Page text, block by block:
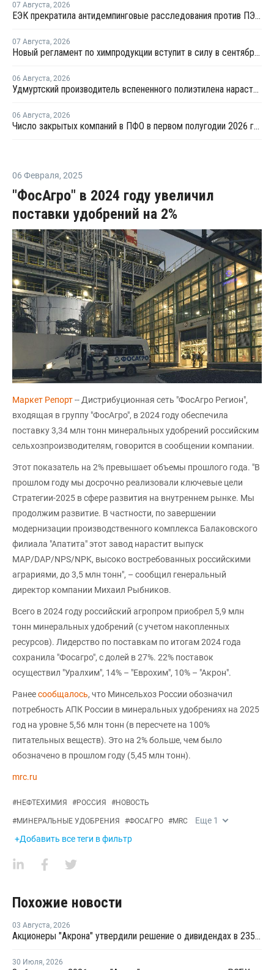
07 Августа, 2026
ЕЭК прекратила антидемпинговые расследования против ПЭ и ПП из Азербайджана и Туркменистана
07 Августа, 2026
Новый регламент по химпродукции вступит в силу в сентябре 2027 года
06 Августа, 2026
Удмуртский производитель вспененного полиэтилена нарастит выпуск на 15%
06 Августа, 2026
Число закрытых компаний в ПФО в первом полугодии 2026 года вдвое превысило число новых
06 Февраля, 2025
"ФосАгро" в 2024 году увеличил
поставки удобрений на 2%
Маркет Репорт-- Дистрибуционная сеть "ФосАгро Регион",
входящая в группу "ФосАгро", в 2024 году обеспечила
поставку 3,34 млн тонн минеральных удобрений российским
сельхозпроизводителям, говорится в сообщении компании.
Этот показатель на 2% превышает объемы прошлого года. "В
прошлом году мы досрочно реализовали ключевые цели
Стратегии-2025 в сфере развития на внутреннем рынке. Мы
продолжим развитие. В частности, по завершении
модернизации производственного комплекса Балаковского
филиала "Апатита" этот завод нарастит выпуск
MAP/DAP/NPS/NPK, высоко востребованных российскими
аграриями, до 3,5 млн тонн", – сообщил генеральный
директор компании Михаил Рыбников.
Всего в 2024 году российский агропром приобрел 5,9 млн
тонн минеральных удобрений (с учетом накопленных
ресурсов). Лидерство по поставкам по итогам 2024 года
сохранила "Фосагро", с долей в 27%. 22% поставок
осуществил "Уралхим", 14% – "Еврохим", 10% – "Акрон".
Ранеесообщалось, что Минсельхоз России обозначил
потребность АПК России в минеральных удобрениях на 2025
год на уровне 5,56 млн тонн (в пересчете на 100%
питательных веществ). Это на 2% больше, чем было
обозначено в прошлом году (5,45 млн тонн).
mrc.ru
#НЕФТЕХИМИЯ #РОССИЯ #НОВОСТЬ
#МИНЕРАЛЬНЫЕ УДОБРЕНИЯ #ФОСАГРО #MRC Еще 1
+Добавить все теги в фильтр
Похожие новости
03 Августа, 2026
Акционеры "Акрона" утвердили решение о дивидендах в 235 рублей на акцию
30 Июля, 2026